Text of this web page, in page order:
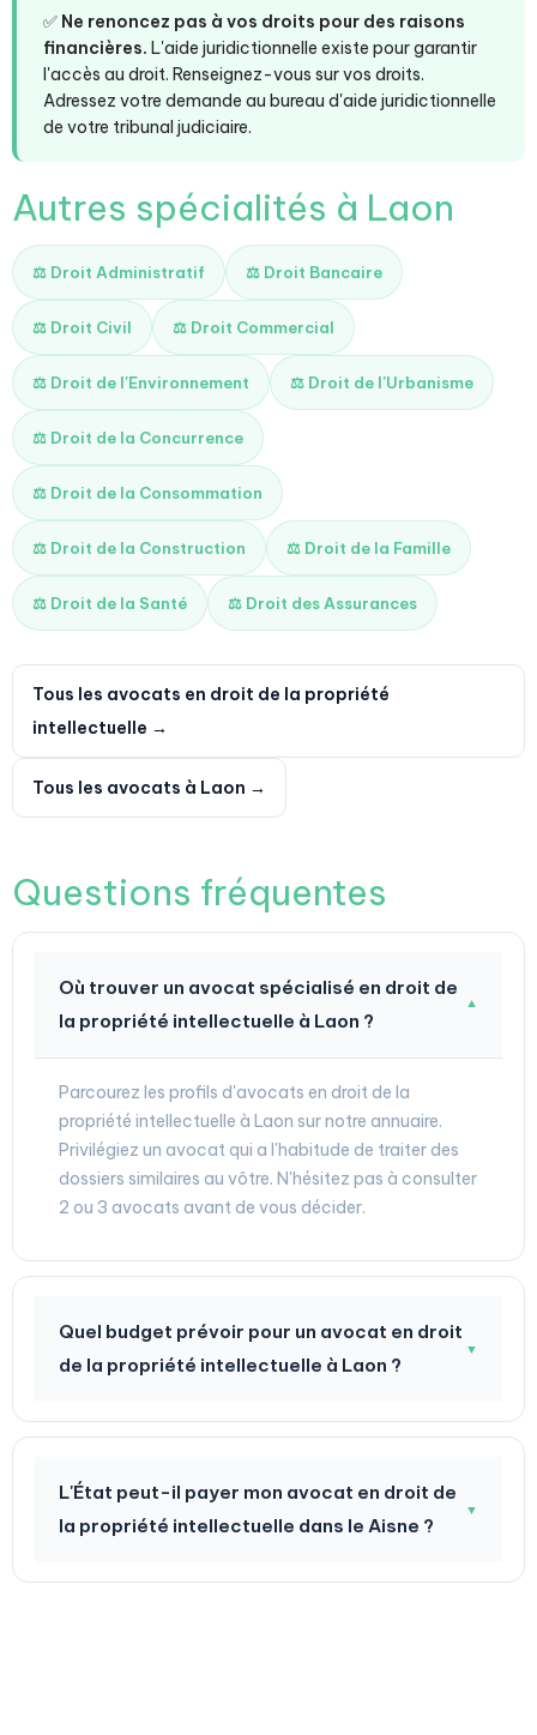
✅ Ne renoncez pas à vos droits pour des raisons
financières. L'aide juridictionnelle existe pour garantir
l'accès au droit. Renseignez-vous sur vos droits.
Adressez votre demande au bureau d'aide juridictionnelle
de votre tribunal judiciaire.
Autres spécialités à Laon
⚖️ Droit Administratif ⚖️ Droit Bancaire
⚖️ Droit Civil ⚖️ Droit Commercial
⚖️ Droit de l'Environnement ⚖️ Droit de l'Urbanisme
⚖️ Droit de la Concurrence
⚖️ Droit de la Consommation
⚖️ Droit de la Construction ⚖️ Droit de la Famille
⚖️ Droit de la Santé ⚖️ Droit des Assurances
Tous les avocats en droit de la propriété
intellectuelle →
Tous les avocats à Laon →
Questions fréquentes
Où trouver un avocat spécialisé en droit de
la propriété intellectuelle à Laon ?
▼
Parcourez les profils d'avocats en droit de la
propriété intellectuelle à Laon sur notre annuaire.
Privilégiez un avocat qui a l'habitude de traiter des
dossiers similaires au vôtre. N'hésitez pas à consulter
2 ou 3 avocats avant de vous décider.
Quel budget prévoir pour un avocat en droit
de la propriété intellectuelle à Laon ?
▼
L'État peut-il payer mon avocat en droit de
la propriété intellectuelle dans le Aisne ?
▼